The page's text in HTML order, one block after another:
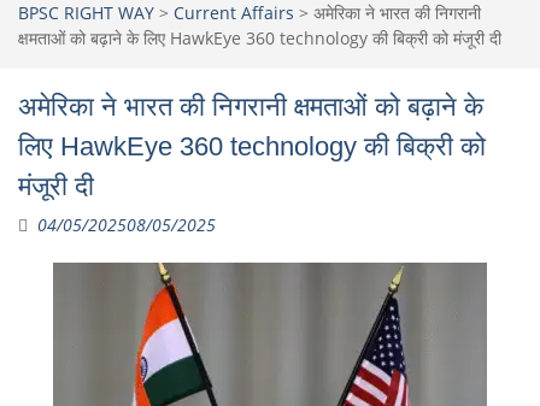
BPSC RIGHT WAY > Current Affairs > अमेरिका ने भारत की निगरानी
क्षमताओं को बढ़ाने के लिए HawkEye 360 ​​technology की बिक्री को मंजूरी दी
अमेरिका ने भारत की निगरानी क्षमताओं को बढ़ाने के
लिए HawkEye 360 ​​technology की बिक्री को
मंजूरी दी
04/05/202508/05/2025